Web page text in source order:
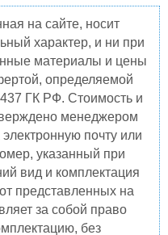
на сайте, носит
характер, и ни при
материалы и цены
определяемой
ГК РФ. Стоимость и
менеджером
почту или
указанный при
вид и комплектация
представленных на
за собой право
без